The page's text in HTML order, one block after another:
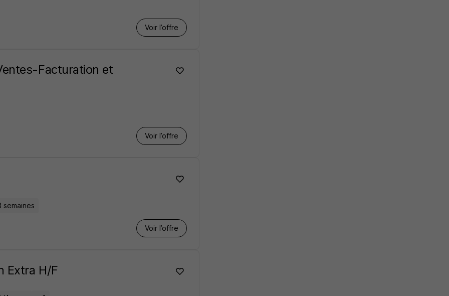
Voir l’offre
Facturation et
Voir l’offre
semaines
Voir l’offre
Extra H/F